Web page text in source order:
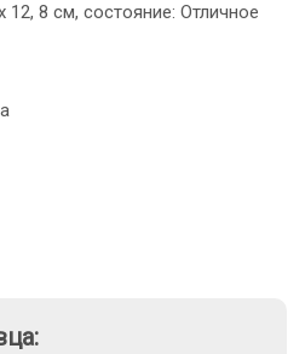
8 см, состояние: Отличное